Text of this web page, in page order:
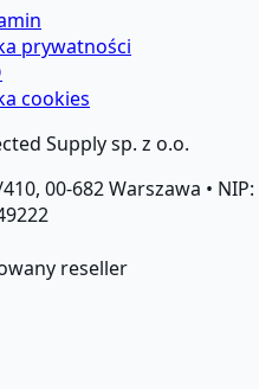
prywatności
cookies
Supply sp. z o.o.
00-682 Warszawa • NIP:
reseller